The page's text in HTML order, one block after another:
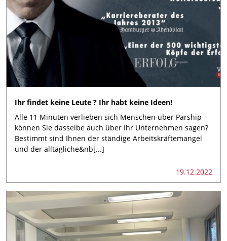
Ihr findet keine Leute ? Ihr habt keine Ideen!
Alle 11 Minuten verlieben sich Menschen über Parship –
können Sie dasselbe auch über Ihr Unternehmen sagen?
Bestimmt sind Ihnen der ständige Arbeitskräftemangel
und der alltägliche&nb[...]
19.12.2022